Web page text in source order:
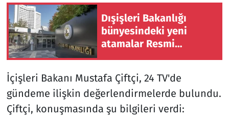
Dışişleri Bakanlığı
bünyesindeki yeni
atamalar Resmi
İçişleri Bakanı Mustafa Çiftçi, 24 TV'de
gündeme ilişkin değerlendirmelerde bulundu.
Çiftçi, konuşmasında şu bilgileri verdi:
Seçim 2023
Spor
Teknoloji ve Bilim
Televizyon